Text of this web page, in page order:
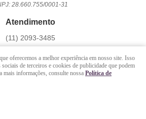
28.660.755/0001-31
Atendimento
(11) 2093-3485
17:00 hrs / Sáb - 09 hrs às 13 hrs.
oferecemos a melhor experiência em nosso site. Isso
de terceiros e cookies de publicidade que podem
mais informações, consulte nossa Política de